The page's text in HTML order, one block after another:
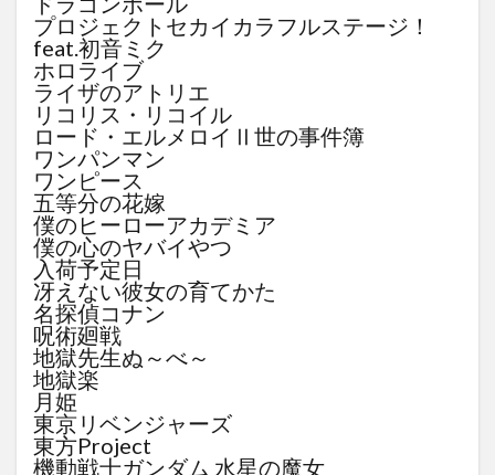
プロジェクトセカイカラフルステージ！
feat.初音ミク
ホロライブ
ライザのアトリエ
リコリス・リコイル
ロード・エルメロイⅡ世の事件簿
ワンパンマン
ワンピース
五等分の花嫁
僕のヒーローアカデミア
僕の心のヤバイやつ
入荷予定日
冴えない彼女の育てかた
名探偵コナン
呪術廻戦
地獄先生ぬ～べ～
地獄楽
月姫
東京リベンジャーズ
東方Project
機動戦士ガンダム 水星の魔女